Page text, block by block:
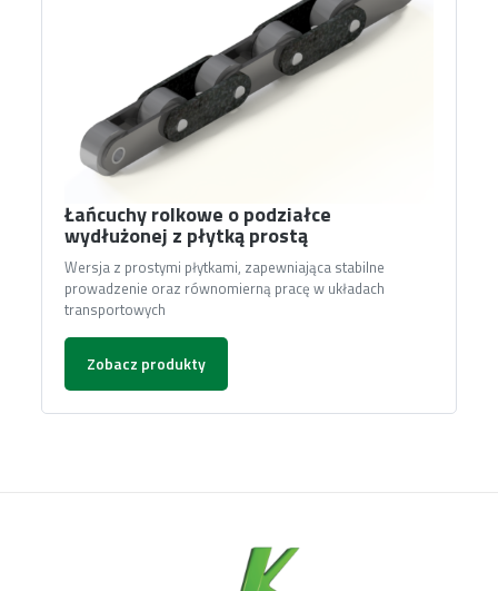
Łańcuchy rolkowe o podziałce
wydłużonej z płytką prostą
Wersja z prostymi płytkami, zapewniająca stabilne
prowadzenie oraz równomierną pracę w układach
transportowych
Zobacz produkty